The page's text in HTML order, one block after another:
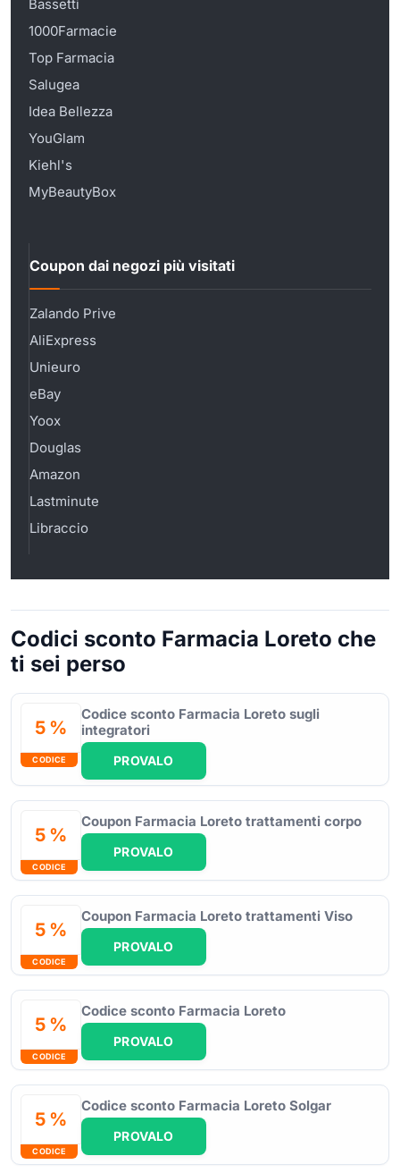
Bassetti
1000Farmacie
Top Farmacia
Salugea
Idea Bellezza
YouGlam
Kiehl's
MyBeautyBox
Coupon dai negozi più visitati
Zalando Prive
AliExpress
Unieuro
eBay
Yoox
Douglas
Amazon
Lastminute
Libraccio
Codici sconto Farmacia Loreto che
ti sei perso
5 %
CODICE
Codice sconto Farmacia Loreto sugli
integratori
PROVALO
5 %
CODICE
Coupon Farmacia Loreto trattamenti corpo
PROVALO
5 %
CODICE
Coupon Farmacia Loreto trattamenti Viso
PROVALO
5 %
CODICE
Codice sconto Farmacia Loreto
PROVALO
5 %
CODICE
Codice sconto Farmacia Loreto Solgar
PROVALO